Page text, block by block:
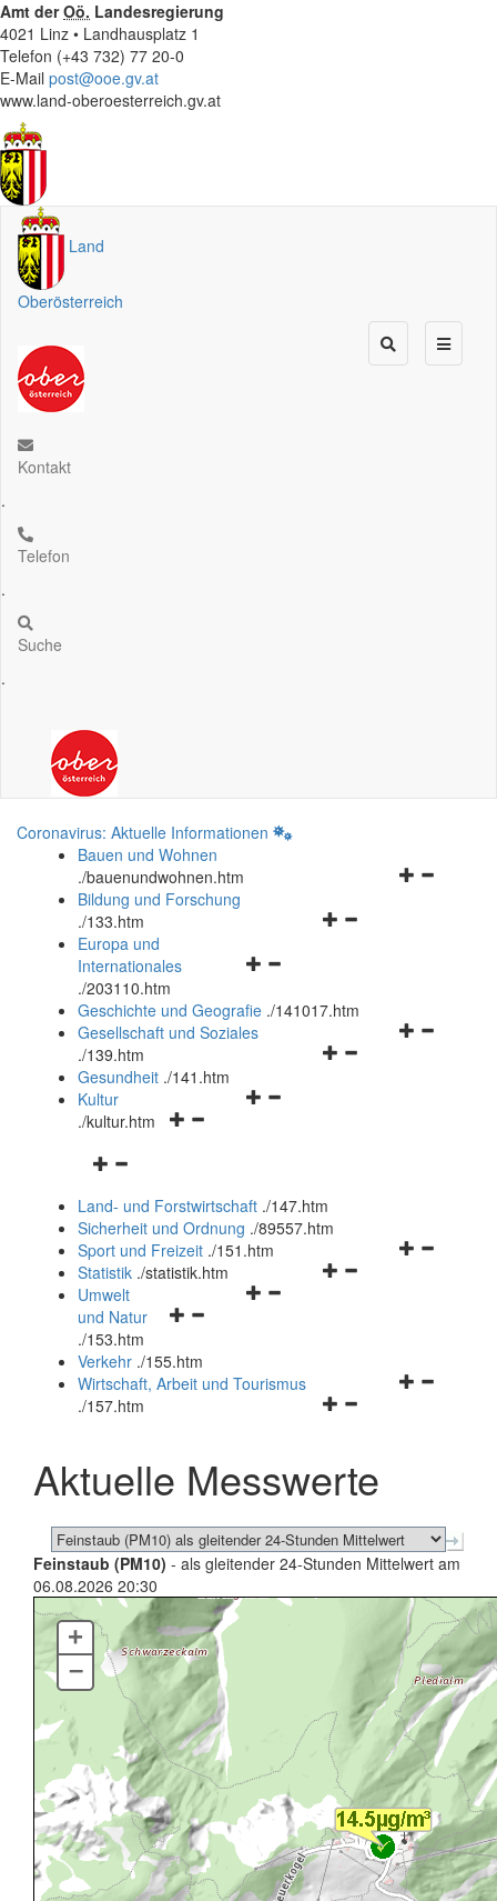
Amt derOö. Landesregierung
4021 Linz • Landhausplatz 1
Telefon (+43 732) 77 20-0
E-Mail post@ooe.gv.at
www.land-oberoesterreich.gv.at
Land
Oberösterreich
Kontakt
.
Telefon
.
Suche
.
Coronavirus: Aktuelle Informationen
Bauen und Wohnen
./bauenundwohnen.htm
Navigationsmenü
Bildung und Forschung
./133.htm
Navigationsmenü
und
schließen
Europa und
Internationales
./203110.htm
Geschichte und Geografie ./141017.htm
Navigationsmenü
Gesellschaft und Soziales
./139.htm
Navigationsmenü
Gesundheit ./141.htm
Navigationsmenü
Kultur
./kultur.htm
Navigationsmenü
und
schließen
Land- und Forstwirtschaft ./147.htm
Sicherheit und Ordnung ./89557.htm
Navigationsmenü
Sport und Freizeit ./151.htm
Navigationsmenü
Statistik ./statistik.htm
Navigationsmenü
und
schließen
Umwelt
und Natur
./153.htm
Verkehr ./155.htm
Navigationsmenü
schließen
Wirtschaft, Arbeit und Tourismus
./157.htm
Aktuelle Messwerte
Feinstaub (PM10) - als gleitender 24-Stunden Mittelwert am
06.08.2026 20:30
+
–